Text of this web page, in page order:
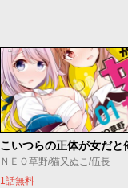
ＮＥＯ草野/猫又ぬこ/伍長
1話無料